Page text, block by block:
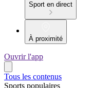
Sport en direct
À proximité
Ouvrir l'app
Tous les contenus
Sports populaires